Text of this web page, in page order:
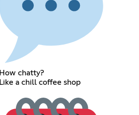
How chatty?
Like a chill coffee shop